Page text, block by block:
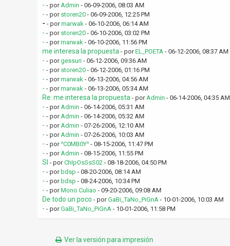
- - porAdmin - 06-09-2006, 08:03 AM
- - por storen20- 06-09-2006, 12:25 PM
- - pormarwak- 06-10-2006, 06:14 AM
- - por storen20- 06-10-2006, 03:02 PM
- - pormarwak- 06-10-2006, 11:56 PM
me interesa la propuesta - porEL_POETA- 06-12-2006, 08:37 AM
- - porgessuri- 06-12-2006, 09:36 AM
- - por storen20- 06-12-2006, 01:16 PM
- - pormarwak- 06-13-2006, 04:56 AM
- - pormarwak- 06-13-2006, 05:34 AM
Re: me interesa la propuesta - porAdmin - 06-14-2006, 04:35 AM
- - porAdmin - 06-14-2006, 05:31 AM
- - porAdmin - 06-14-2006, 05:32 AM
- - porAdmin - 07-26-2006, 12:10 AM
- - porAdmin - 07-26-2006, 10:03 AM
- - por^C0MB0Y^- 08-15-2006, 11:47 PM
- - porAdmin - 08-15-2006, 11:55 PM
SI - porChIpOsSsS02- 08-18-2006, 04:50 PM
- - por bdsp - 08-20-2006, 08:14 AM
- - por bdsp - 08-24-2006, 10:34 PM
- - porMono Culiao - 09-20-2006, 09:08 AM
De todo un poco - porGaBi_TaNo_PiGnA- 10-01-2006, 10:03 AM
- - porGaBi_TaNo_PiGnA- 10-01-2006, 11:58 PM
Ver la versión para impresión